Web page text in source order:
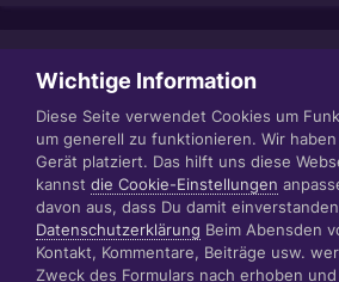
Teilen
Datenschutzerklärung
© 1999 - 2022 RÄBIGER
www.raebiger.pro
Powered by Invision
Wichtige Information
Diese Seite verwendet Cookies um
um generell zu funktionieren. Wir haben
Gerät platziert. Das hilft uns diese
kannst die Cookie-Einstellungen
davon aus, dass Du damit
Datenschutzerklärung Beim Abensden
Kontakt, Kommentare, Beiträge usw.
Zweck des Formulars nach erhoben